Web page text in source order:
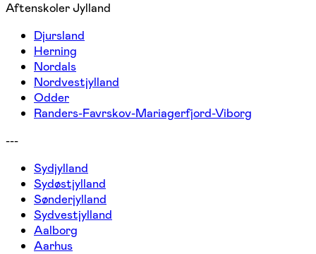
Aftenskoler Jylland
Djursland
Herning
Nordals
Nordvestjylland
Odder
Randers-Favrskov-Mariagerfjord-Viborg
---
Sydjylland
Sydøstjylland
Sønderjylland
Sydvestjylland
Aalborg
Aarhus